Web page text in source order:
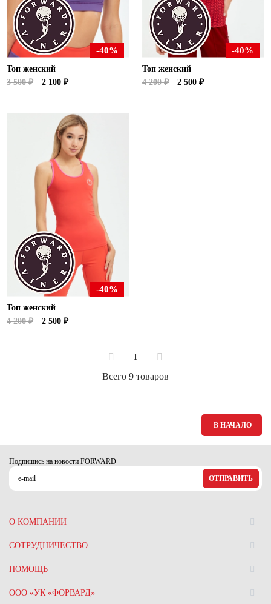
-40%
Топ женский
3 500 ₽
2 100 ₽
-40%
Топ женский
4 200 ₽
2 500 ₽
-40%
Топ женский
4 200 ₽
2 500 ₽
1
Всего 9 товаров
В НАЧАЛО
Подпишись на новости FORWARD
ОТПРАВИТЬ
О КОМПАНИИ
СОТРУДНИЧЕСТВО
ПОМОЩЬ
ООО «УК «ФОРВАРД»